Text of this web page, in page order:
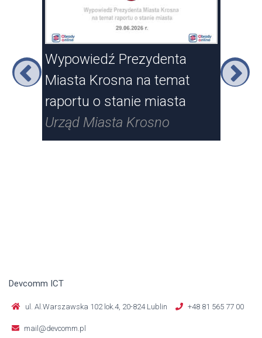
Wypowiedź Prezydenta
Miasta Krosna na temat
raportu o stanie miasta
Urząd Miasta Krosno
Devcomm ICT
ul. Al.Warszawska 102 lok.4, 20-824 Lublin +48 81 565 77 00
mail@devcomm.pl